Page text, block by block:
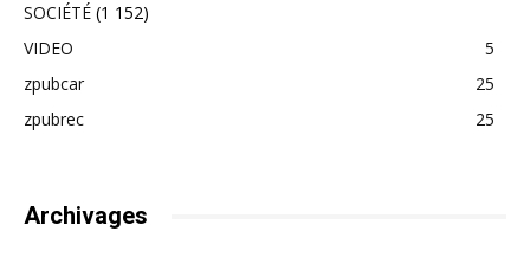
SOCIÉTÉ (1 152)
VIDEO
5
zpubcar
25
zpubrec
25
Archivages